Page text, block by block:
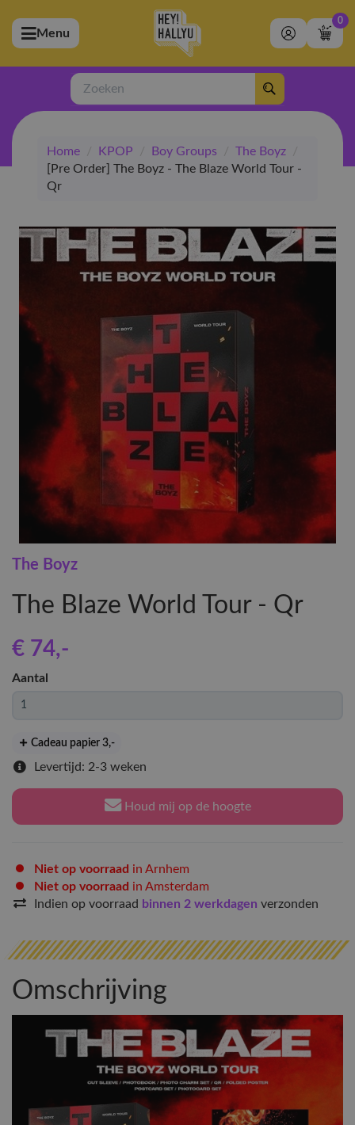
(Artiesten)
(Merchandise)
(Exclusive)
(Winkel)
Menu
0
Zoeken
Home / KPOP / Boy Groups / The Boyz
/
[Pre Order] The Boyz - The Blaze World Tour -
Qr
The Boyz
The Blaze World Tour - Qr
€ 74,-
Aantal
Cadeau papier 3,-
Levertijd: 2-3 weken
Houd mij op de hoogte
Niet op voorraad in Arnhem
Niet op voorraad in Amsterdam
Indien op voorraad binnen 2 werkdagen verzonden
Omschrijving